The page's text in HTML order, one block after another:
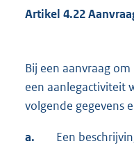
Artikel 4.22
Bij een aanvraag
een aanlegactiviteit
volgende gegevens
a.
Een